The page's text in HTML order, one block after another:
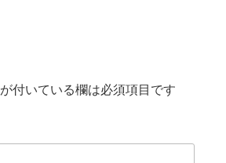
が付いている欄は必須項目です